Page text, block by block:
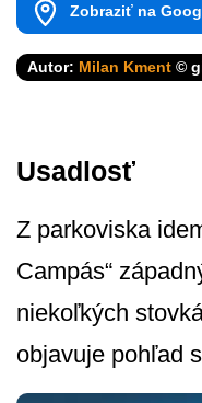
Zobraziť na
Autor: Milan Kment ©
Usadlosť
Z parkoviska
Campás“
niekoľkých
objavuje pohľad